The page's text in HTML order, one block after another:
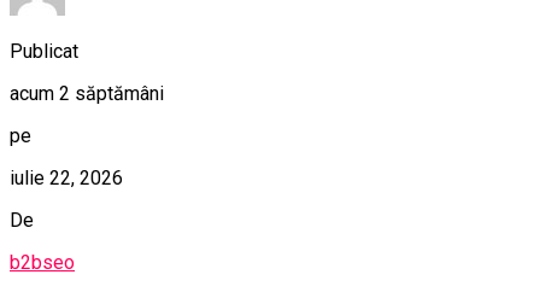
Publicat
acum 2 săptămâni
pe
iulie 22, 2026
De
b2bseo